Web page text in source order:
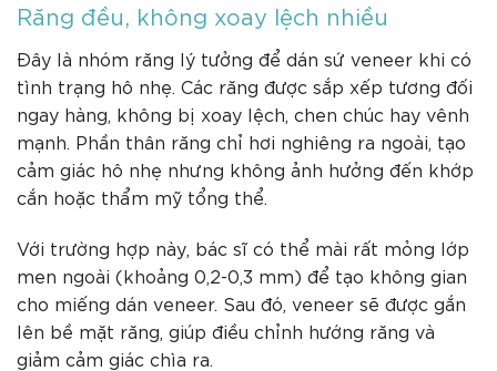
Răng đều, không xoay lệch nhiều
Đây là nhóm răng lý tưởng để dán sứ veneer khi có
tình trạng hô nhẹ. Các răng được sắp xếp tương đối
ngay hàng, không bị xoay lệch, chen chúc hay vênh
mạnh. Phần thân răng chỉ hơi nghiêng ra ngoài, tạo
cảm giác hô nhẹ nhưng không ảnh hưởng đến khớp
cắn hoặc thẩm mỹ tổng thể.
Với trường hợp này, bác sĩ có thể mài rất mỏng lớp
men ngoài (khoảng 0,2-0,3 mm) để tạo không gian
cho miếng dán veneer. Sau đó, veneer sẽ được gắn
lên bề mặt răng, giúp điều chỉnh hướng răng và
giảm cảm giác chìa ra.